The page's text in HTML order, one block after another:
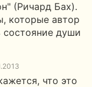
(Ричард Бах).
которые автор
состояние души
что это